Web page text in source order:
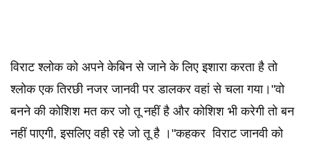
विराट श्लोक को अपने केबिन से जाने के लिए इशारा करता है तो
श्लोक एक तिरछी नजर जानवी पर डालकर वहां से चला गया।"वो
बनने की कोशिश मत कर जो तू नहीं है और कोशिश भी करेगी तो बन
नहीं पाएगी, इसलिए वही रहे जो तू है ।"कहकर विराट जानवी को